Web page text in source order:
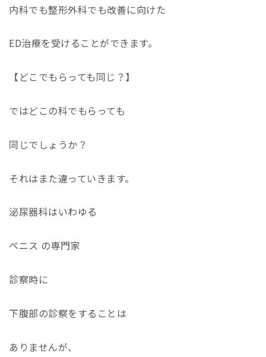
内科でも整形外科でも改善に向けた
ED治療を受けることができます。
【どこでもらっても同じ？】
ではどこの科でもらっても
同じでしょうか？
それはまた違っていきます。
泌尿器科はいわゆる
ペニス の専門家
診察時に
下腹部の診察をすることは
ありませんが、